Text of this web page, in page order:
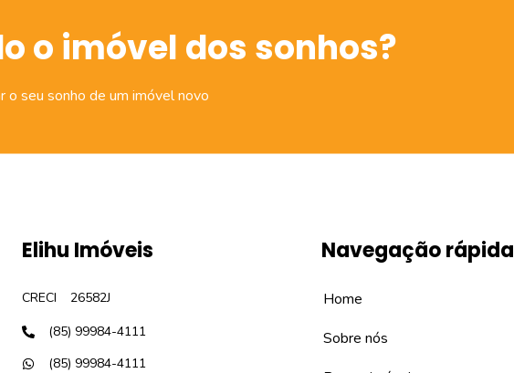
o imóvel dos sonhos?
o seu sonho de um imóvel novo
Elihu Imóveis
CRECI
26582J
(85) 99984-4111
(85) 99984-4111
Navegação rápida
Home
Sobre nós